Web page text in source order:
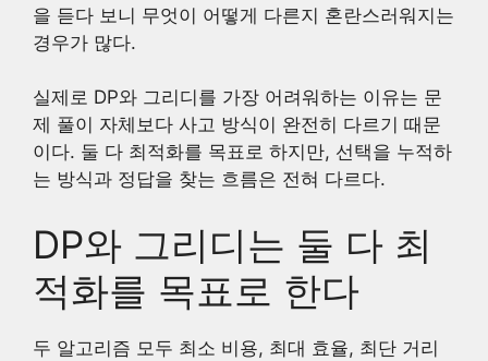
을 듣다 보니 무엇이 어떻게 다른지 혼란스러워지는
경우가 많다.
실제로 DP와 그리디를 가장 어려워하는 이유는 문
제 풀이 자체보다 사고 방식이 완전히 다르기 때문
이다. 둘 다 최적화를 목표로 하지만, 선택을 누적하
는 방식과 정답을 찾는 흐름은 전혀 다르다.
DP와 그리디는 둘 다 최
적화를 목표로 한다
두 알고리즘 모두 최소 비용, 최대 효율, 최단 거리